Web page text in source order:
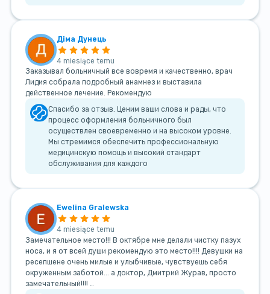
Діма Дунець
4 miesiące temu
Заказывал больничный все вовремя и качественно, врач
Лидия собрала подробный анамнез и выставила
действенное лечение. Рекомендую
Спасибо за отзыв. Ценим ваши слова и рады, что
процесс оформления больничного был
осуществлен своевременно и на высоком уровне.
Мы стремимся обеспечить профессиональную
медицинскую помощь и высокий стандарт
обслуживания для каждого
Ewelina Gralewska
4 miesiące temu
Замечательное место!!! В октябре мне делали чистку пазух
носа, и я от всей души рекомендую это место!!!! Девушки на
ресепшене очень милые и улыбчивые, чувствуешь себя
окруженным заботой... а доктор, Дмитрий Журав, просто
замечательный!!!! …